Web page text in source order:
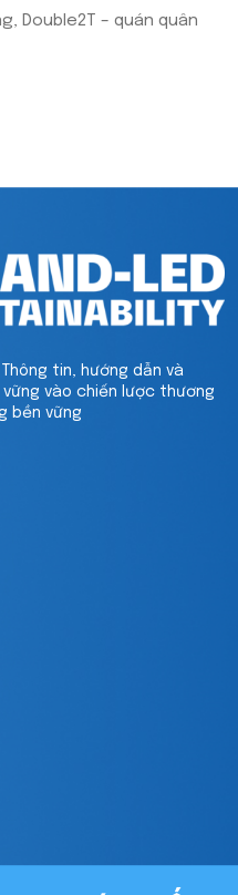
Double2T – quán quân
tin, hướng dẫn và
vào chiến lược thương
bền vững